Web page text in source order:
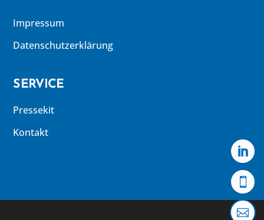
Impressum
Datenschutzerklärung
SERVICE
Pressekit
Kontakt


